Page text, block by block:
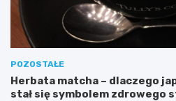
POZOSTAŁE
Herbata matcha – dlaczego
stał się symbolem zdrowego